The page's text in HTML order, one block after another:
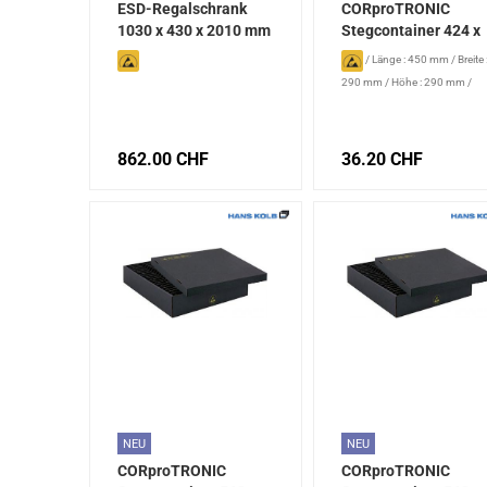
ESD-Regalschrank
1030 x 430 x 2010 mm
862.00 CHF
CORproTRONIC
Stegcontainer 424 x
272 x 281 mm
/ Länge : 450 mm / Breite :
290 mm /Höhe : 290 mm /
22/Anzahl Längsstege: 10
LxBxH: 450 x 290 x 290 mm/
36.20 CHF
NEU
CORproTRONIC
NEU
CORproTRONIC